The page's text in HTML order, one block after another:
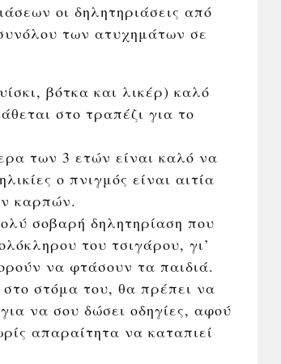
οι δηλητηριάσεις από
των ατυχημάτων σε
βότκα και λικέρ) καλό
στο τραπέζι για το
των 3 ετών είναι καλό να
ο πνιγμός είναι αιτία
καρπών.
σοβαρή δηλητηρίαση που
του τσιγάρου, γι’
να φτάσουν τα παιδιά.
στόμα του, θα πρέπει να
να σου δώσει οδηγίες, αφού
απαραίτητα να καταπιεί